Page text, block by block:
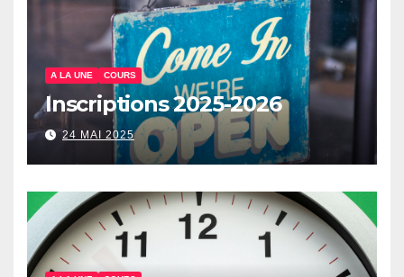
A LA UNE COURS
Inscriptions 2025-2026
24 MAI 2025